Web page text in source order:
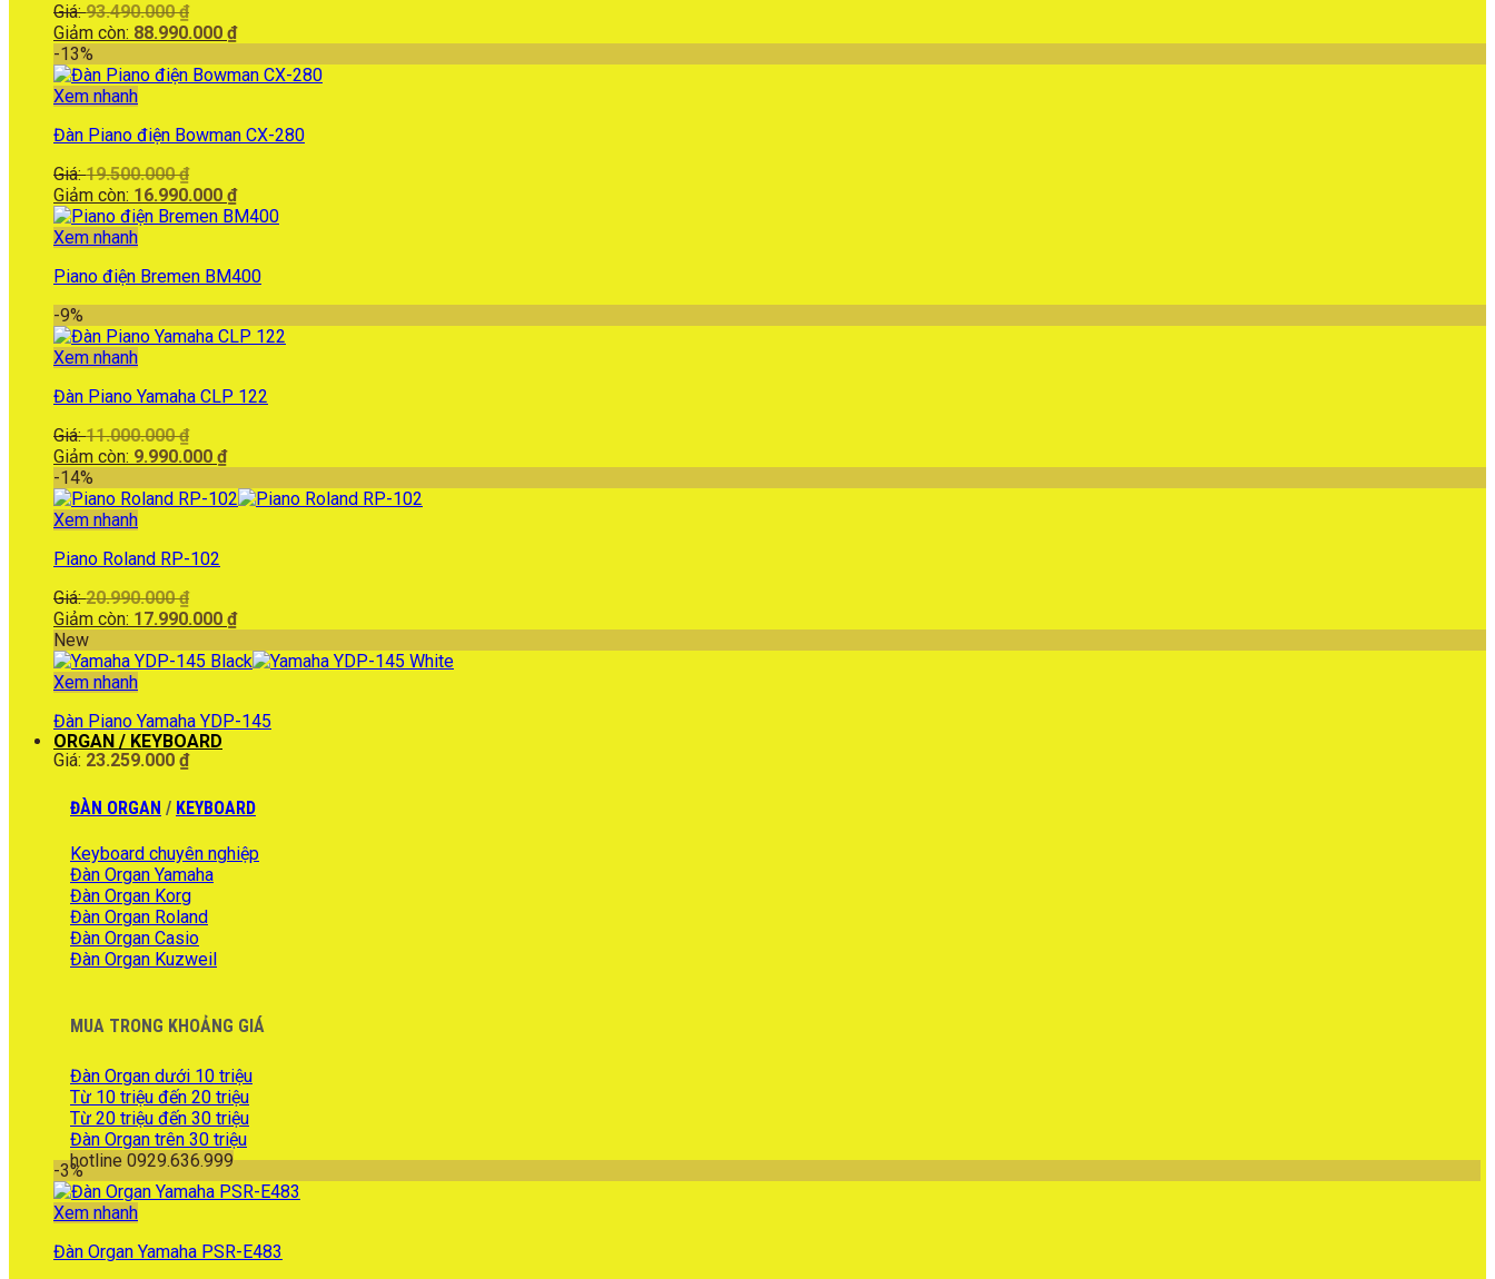
Giá:93.490.000₫
gốc
93.490.000 ₫.
Giảm còn: 88.990.000 ₫Giá
tại
-13%
Xem nhanh
Đàn Piano điện Bowman CX-280
Giá:19.500.000₫
gốc
là:
Giảm còn: 16.990.000 ₫Giá
hiện
16.990.000 ₫.
Xem nhanh
Piano điện Bremen BM400
-9%
Xem nhanh
Đàn Piano Yamaha CLP 122
Giá:11.000.000₫
gốc
11.000.000 ₫.
Giảm còn: 9.990.000 ₫Giá
tại
-14%
Xem nhanh
Piano Roland RP-102
Giá:20.990.000₫
gốc
20.990.000 ₫.
Giảm còn: 17.990.000 ₫Giá
tại
New
Xem nhanh
Đàn Piano Yamaha YDP-145
Giá: 23.259.000 ₫
ORGAN / KEYBOARD
ĐÀN ORGAN / KEYBOARD
Keyboard chuyên nghiệp
Đàn Organ Yamaha
Đàn Organ Korg
Đàn Organ Roland
Đàn Organ Casio
Đàn Organ Kuzweil
MUA TRONG KHOẢNG GIÁ
Đàn Organ dưới 10 triệu
Từ 10 triệu đến 20 triệu
Từ 20 triệu đến 30 triệu
Đàn Organ trên 30 triệu
hotline 0929.636.999
-3%
Xem nhanh
Đàn Organ Yamaha PSR-E483